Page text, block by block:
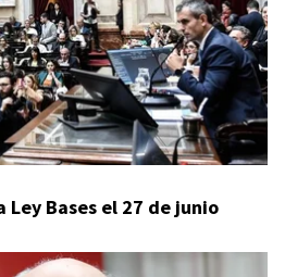
Bases el 27 de junio